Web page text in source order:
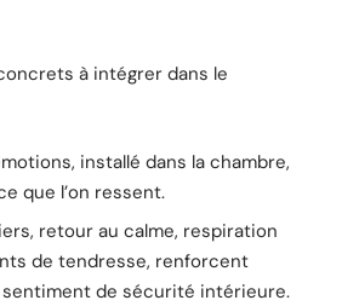
à intégrer dans le
installé dans la chambre,
que l’on ressent.
retour au calme, respiration
de tendresse, renforcent
sentiment de sécurité intérieure.